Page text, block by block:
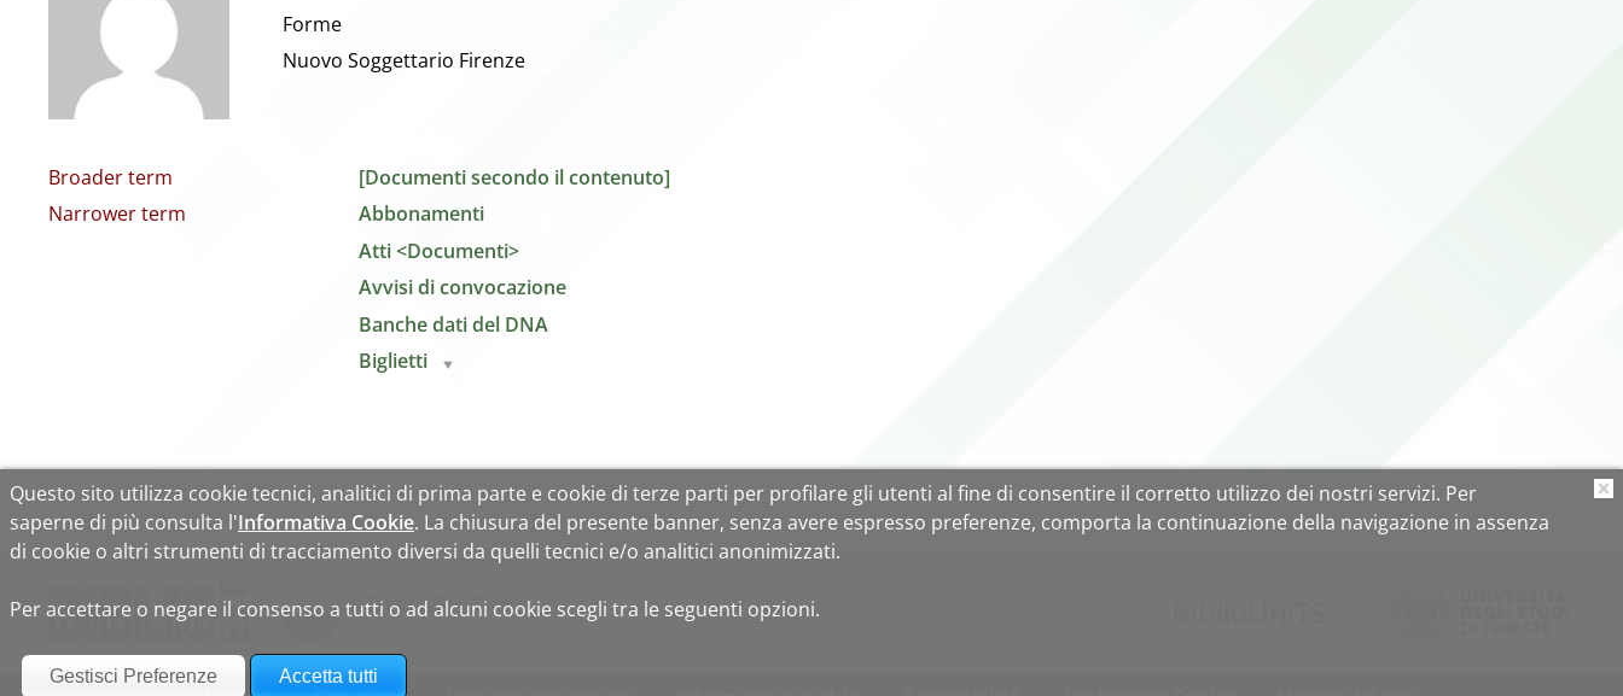
Forme
Nuovo Soggettario Firenze
Broader term
[Documenti secondo il contenuto]
Narrower term
Abbonamenti
Atti <Documenti>
Avvisi di convocazione
Banche dati del DNA
Biglietti
Questo sito utilizza cookie tecnici, analitici di prima parte e cookie di terze parti per profilare gli utenti al fine di consentire il corretto utilizzo dei nostri servizi. Per
saperne di più consulta l'Informativa Cookie. La chiusura del presente banner, senza avere espresso preferenze, comporta la continuazione della navigazione in assenza
di cookie o altri strumenti di tracciamento diversi da quelli tecnici e/o analitici anonimizzati.
Per accettare o negare il consenso a tutti o ad alcuni cookie scegli tra le seguenti opzioni.